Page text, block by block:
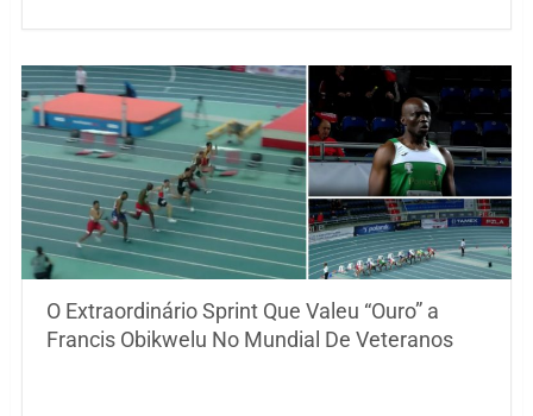
O Extraordinário Sprint Que Valeu “Ouro” a
Francis Obikwelu No Mundial De Veteranos